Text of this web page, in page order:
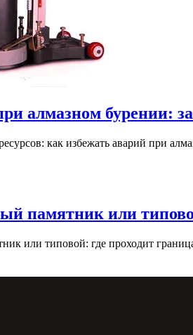
алмазном бурении:
как избежать аварий при
памятник или
или типовой: где проходит